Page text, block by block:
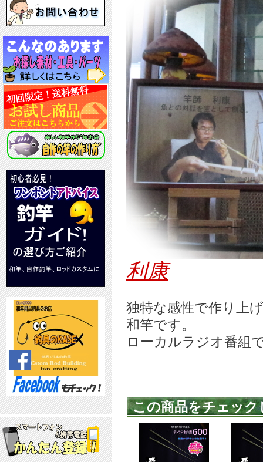
利康
独特な感性で作り上
和竿です。
ローカルラジオ番組
この商品をチェッ